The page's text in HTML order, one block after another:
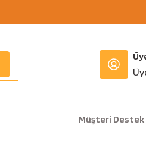
Müşteri Destek